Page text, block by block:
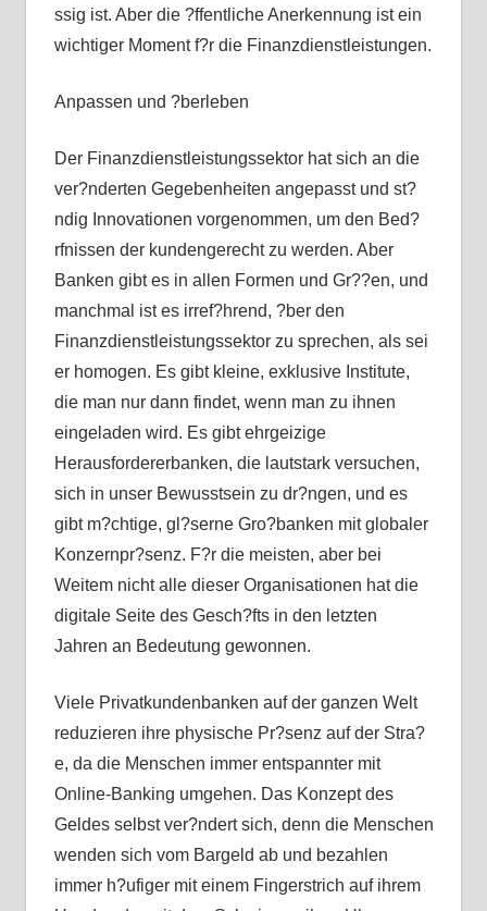
ssig ist. Aber die ?ffentliche Anerkennung ist ein
wichtiger Moment f?r die Finanzdienstleistungen.
Anpassen und ?berleben
Der Finanzdienstleistungssektor hat sich an die
ver?nderten Gegebenheiten angepasst und st?
ndig Innovationen vorgenommen, um den Bed?
rfnissen der kundengerecht zu werden. Aber
Banken gibt es in allen Formen und Gr??en, und
manchmal ist es irref?hrend, ?ber den
Finanzdienstleistungssektor zu sprechen, als sei
er homogen. Es gibt kleine, exklusive Institute,
die man nur dann findet, wenn man zu ihnen
eingeladen wird. Es gibt ehrgeizige
Herausfordererbanken, die lautstark versuchen,
sich in unser Bewusstsein zu dr?ngen, und es
gibt m?chtige, gl?serne Gro?banken mit globaler
Konzernpr?senz. F?r die meisten, aber bei
Weitem nicht alle dieser Organisationen hat die
digitale Seite des Gesch?fts in den letzten
Jahren an Bedeutung gewonnen.
Viele Privatkundenbanken auf der ganzen Welt
reduzieren ihre physische Pr?senz auf der Stra?
e, da die Menschen immer entspannter mit
Online-Banking umgehen. Das Konzept des
Geldes selbst ver?ndert sich, denn die Menschen
wenden sich vom Bargeld ab und bezahlen
immer h?ufiger mit einem Fingerstrich auf ihrem